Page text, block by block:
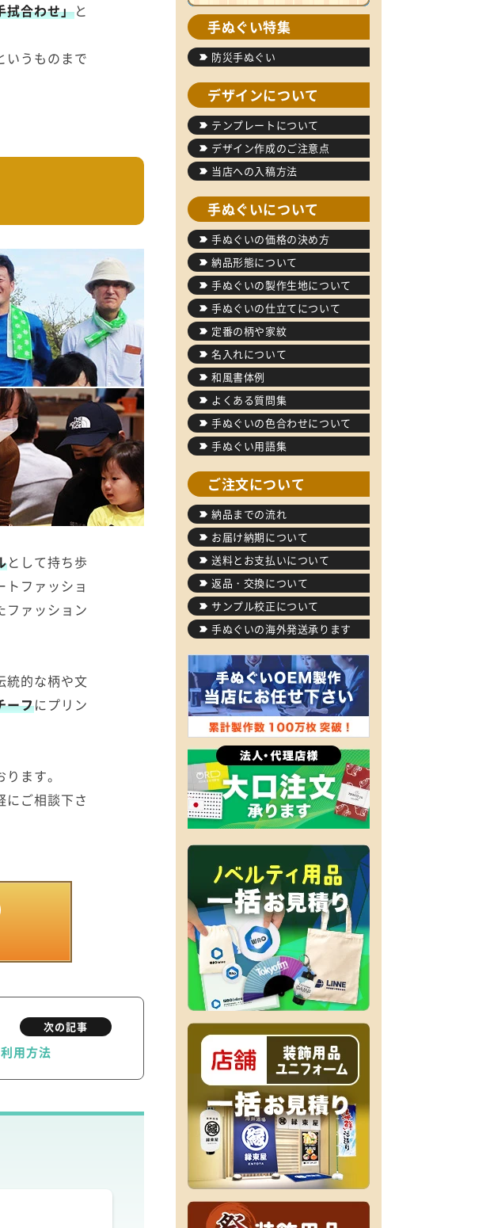
拭合わせ」と
いうものまで
として持ち歩
ファッショ
ファッション
統的な柄や文
ーフにプリン
ます。
にご相談下さ
次の記事
用方法
手ぬぐい特集
防災手ぬぐい
デザインについて
テンプレートについて
デザイン作成のご注意点
当店への入稿方法
手ぬぐいについて
手ぬぐいの価格の決め方
納品形態について
手ぬぐいの製作生地について
手ぬぐいの仕立てについて
定番の柄や家紋
名入れについて
和風書体例
よくある質問集
手ぬぐいの色合わせについて
手ぬぐい用語集
ご注文について
納品までの流れ
お届け納期について
送料とお支払いについて
返品・交換について
サンプル校正について
手ぬぐいの海外発送承ります